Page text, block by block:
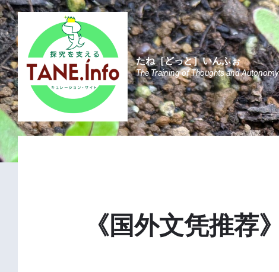
Skip
to
content
Skip
to
main
navigation
Skip
to
footer
たね［どっと］いんふぉ
The Training of Thoughts and
《国外文凭推